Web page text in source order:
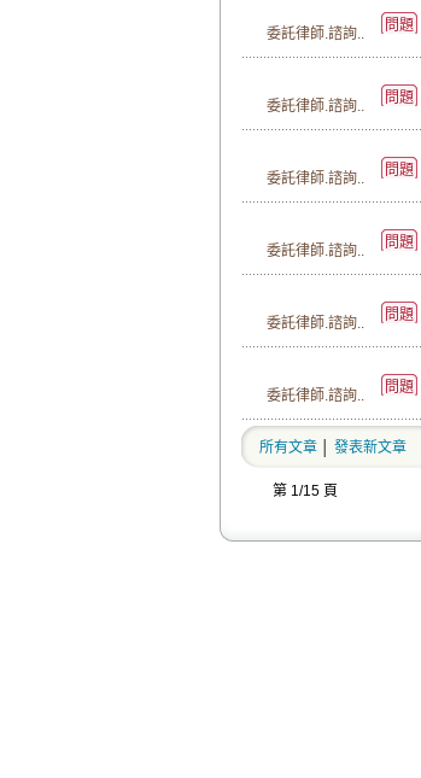
委託律師.諮詢.. 問題
委託律師.諮詢.. 問題
委託律師.諮詢.. 問題
委託律師.諮詢.. 問題
委託律師.諮詢.. 問題
委託律師.諮詢.. 問題
所有文章│ 發表新文章
第 1/15 頁